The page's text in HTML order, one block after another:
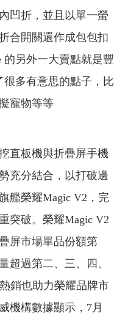
凹折，並且以單一螢
合開關還作成包包扣
的另外一大賣點就是豐
多有意思的點子，比
寵物等等
直板機與折疊屏手機
充分結合，以打破邊
艦榮耀Magic V2，完
突破。榮耀Magic V2
屏市場單品份額第
超過第二、三、四、
銷也助力榮耀品牌市
機構數據顯示，7月